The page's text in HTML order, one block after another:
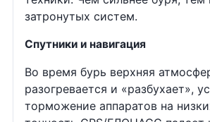
затронутых систем.
Спутники и навигация
Во время бурь верхняя
разогревается и «разбухает»,
торможение аппаратов на